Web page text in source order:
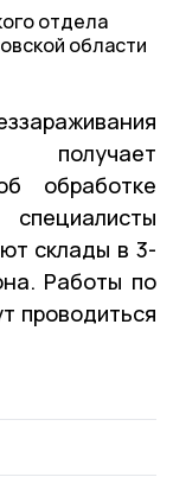
отдела
области
получает
обработке
склады в 3-
Работы по
проводиться